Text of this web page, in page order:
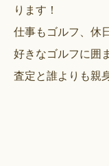
ります！
仕事もゴルフ、休
好きなゴルフに囲
査定と誰よりも親